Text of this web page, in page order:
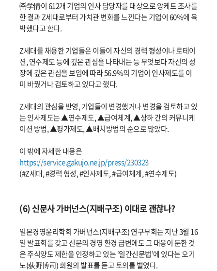
㈜学情이 612개 기업의 인사 담당자를 대상으로 앙케트 조사를
한 결과 Z세대로부터 가치관 변화를 느낀다는 기업이 60%에 육
박했다고 한다.
Z세대를 채용한 기업들은 이들이 자신의 경력 형성이나 로테이
션, 연수제도 등에 깊은 관심을 나타내는 등 무엇보다 자신의 성
장에 깊은 관심을 보임에 따라 56.9%의 기업이 인사제도를 이
미 바꿨거나 검토하고 있다고 했다.
Z세대의 관심을 반영, 기업들이 변경했거나 변경을 검토하고 있
는 인사제도는 ▲연수제도, ▲급여체계, ▲상하 간의 커뮤니케
이션 방법, ▲평가제도, ▲배치방법의 순으로 많았다.
이 밖에 자세한 내용은
https://service.gakujo.ne.jp/press/230323
(#Z세대, #경력 형성, #인사제도, #급여체계, #연수제도)
(6) 신문사 가버넌스(지배구조) 이대로 괜찮나?
일본경영윤리학회 가버넌스(지배구조) 연구부회는 지난 3월 16
일 발표회를 갖고 신문의 경영 환경 급변에도 그 대응이 둔한 것
은 주식양도 제한을 인정하고 있는 ‘일간신문법’에 있다는 오기
노(荻野博司) 회원의 발표를 듣고 토의를 벌였다.